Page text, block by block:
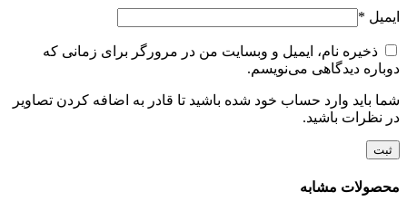
ایمیل *
ذخیره نام، ایمیل و وبسایت من در مرورگر برای زمانی که
دوباره دیدگاهی می‌نویسم.
شما باید وارد حساب خود شده باشید تا قادر به اضافه کردن تصاویر
در نظرات باشید.
محصولات مشابه